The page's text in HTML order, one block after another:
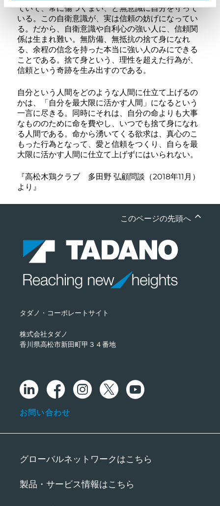
ていて、常に傷つくまい、と無意識に自分を守って
いる。この自衛意識が、実は信頼の妨げになってい
る。だから、自衛意識や自利心の強い人に、信頼関
係は生まれ難い。無防備、無抵抗の捨て身になれ
る、余程の信念を持った本当に強い人のみにできる
ことである。捨て身という、理性を超えた行為が、
信頼という奇跡を生み出すのである。
自分という人間をどのような人間に仕立て上げるの
かは、「自分を最大限に活かす人間」になるという
一言に尽きる。同時にそれは、自分の命よりも大事
なもののために命を費やし、いつでも捨て身になれ
る人間である。命から湧いてくる欲求は、真心のこ
もった行為となって、愛と信頼をつくり、自らを最
大限に活かす人間に仕立て上げずにはいられない。
『高松木鶏クラブ 多田野 弘顧問談（2018年11月）
より』
このページの先頭へ
タダノ・コーポレートサイト
株式会社タダノ
香川県高松市新田町甲３４番地
お問い合わせ
グローバルネットワークはこちら
製品・サービス情報はこちら